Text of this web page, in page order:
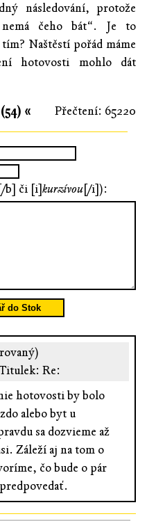
následování, protože
čeho bát“. Je to
Naštěstí pořád máme
hotovosti mohlo dát
Přečtení: 65220
«
b] či [i]kurzívou[/i]):
do Stok
Re:
hotovosti by bolo
alebo byt u
sa dozvieme až
Záleží aj na tom o
čo bude o pár